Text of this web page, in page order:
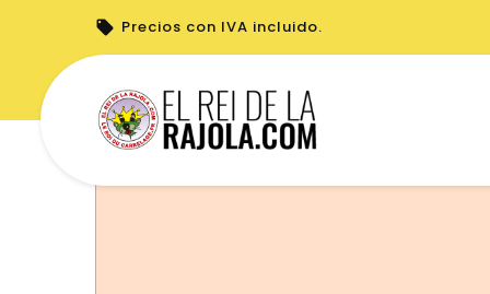
Precios con IVA incluido.
No puede realizar pedidos desde su